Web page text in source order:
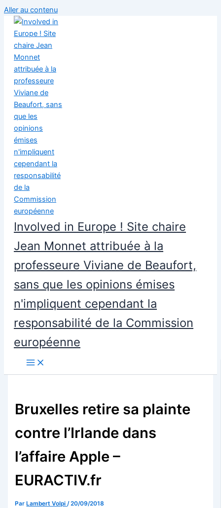
Aller au contenu
Involved in Europe ! Site chaire
Jean Monnet attribuée à la
professeure Viviane de Beaufort,
sans que les opinions émises
n'impliquent cependant la
responsabilité de la Commission
européenne
Bruxelles retire sa plainte
contre l’Irlande dans
l’affaire Apple –
EURACTIV.fr
Par Lambert Volpi/20/09/2018